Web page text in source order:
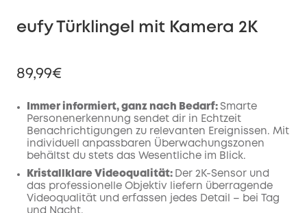
eufy Türklingel mit Kamera 2K
89,99€
Immer informiert, ganz nach Bedarf: Smarte
Personenerkennung sendet dir in Echtzeit
Benachrichtigungen zu relevanten Ereignissen. Mit
individuell anpassbaren Überwachungszonen
behältst du stets das Wesentliche im Blick.
Kristallklare Videoqualität: Der 2K-Sensor und
das professionelle Objektiv liefern überragende
Videoqualität und erfassen jedes Detail – bei Tag
und Nacht.